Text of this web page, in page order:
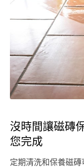
沒時間讓磁磚
您完成
定期清洗和保養磁磚